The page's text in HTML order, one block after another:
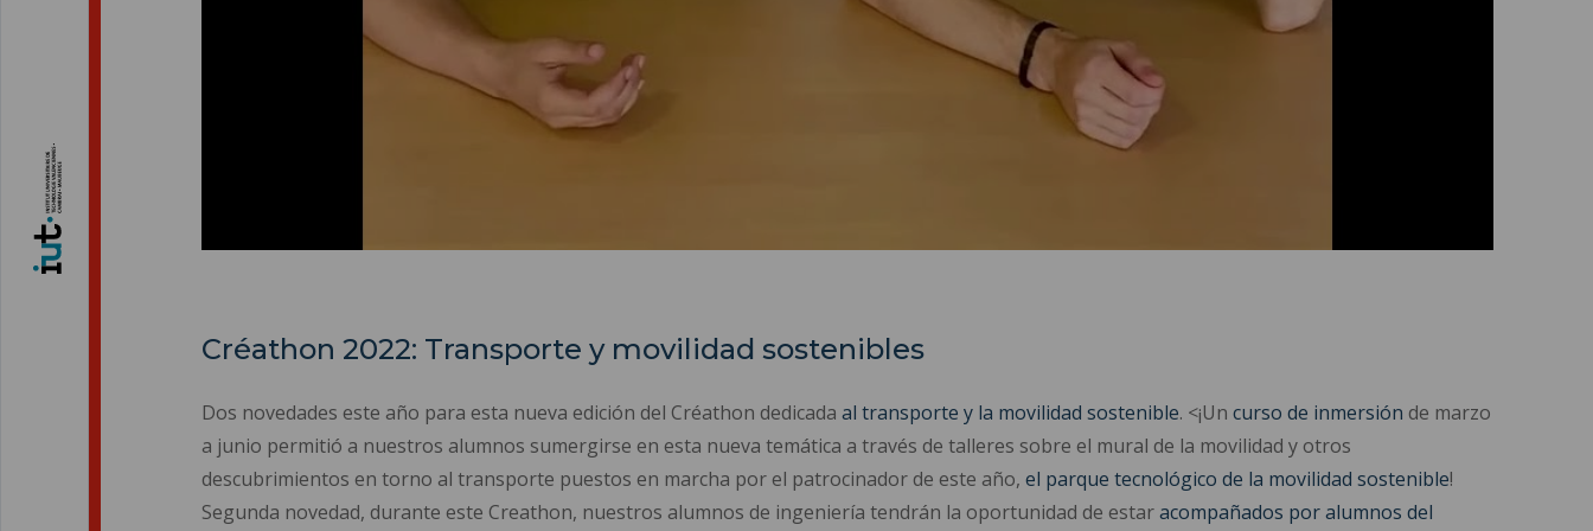
Créathon 2022: Transporte y movilidad sostenibles
Dos novedades este año para esta nueva edición del Créathon dedicada al transporte y la movilidad sostenible. <¡Un curso de inmersión de marzo
a junio permitió a nuestros alumnos sumergirse en esta nueva temática a través de talleres sobre el mural de la movilidad y otros
descubrimientos en torno al transporte puestos en marcha por el patrocinador de este año, el parque tecnológico de la movilidad sostenible!
Segunda novedad, durante este Creathon, nuestros alumnos de ingeniería tendrán la oportunidad de estaracompañados por alumnos del